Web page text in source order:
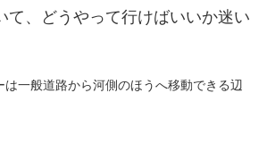
て、どうやって行けばいいか迷い
は一般道路から河側のほうへ移動できる辺